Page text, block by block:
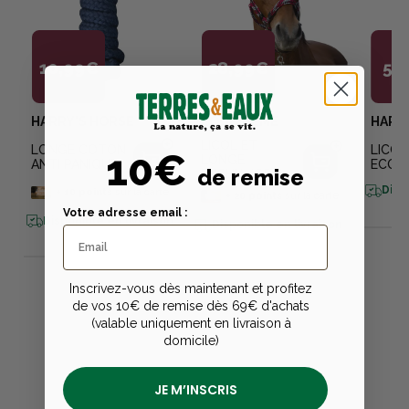
10,99€
HARRY'S HORSE
LONGE COTON
ANTI PANIQUE
Disponible en livraison
28,99€
EQUITHEME
FUSHIA/GRIS
Disponible en livraison
LICOL
10€ de remise
Votre adresse email :
Inscrivez-vous dès maintenant et profitez
de vos 10€ de remise dès 69€ d'achats
(valable uniquement en livraison à
domicile)
JE M’INSCRIS